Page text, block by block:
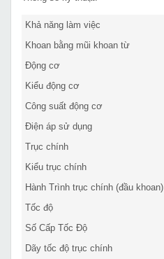
Khả năng làm việc
Khoan bằng mũi khoan từ
Động cơ
Kiểu động cơ
Công suất động cơ
Điện áp sử dụng
Trục chính
Kiểu trục chính
Hành Trình trục chính (đầu khoan)
Tốc độ
Số Cấp Tốc Độ
Dãy tốc độ trục chính